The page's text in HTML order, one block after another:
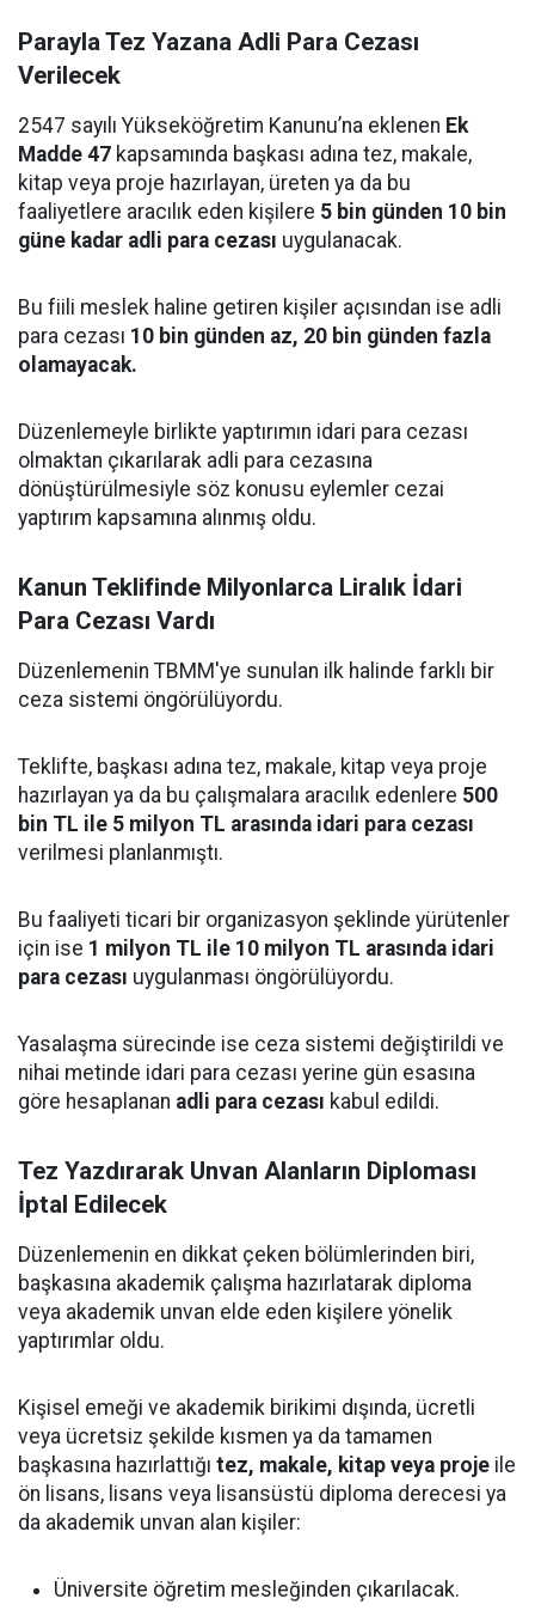
Parayla Tez Yazana Adli Para Cezası
Verilecek
2547 sayılı Yükseköğretim Kanunu’na eklenen Ek
Madde 47 kapsamında başkası adına tez, makale,
kitap veya proje hazırlayan, üreten ya da bu
faaliyetlere aracılık eden kişilere 5 bin günden 10 bin
güne kadar adli para cezası uygulanacak.
Bu fiili meslek haline getiren kişiler açısından ise adli
para cezası 10 bin günden az, 20 bin günden fazla
olamayacak.
Düzenlemeyle birlikte yaptırımın idari para cezası
olmaktan çıkarılarak adli para cezasına
dönüştürülmesiyle söz konusu eylemler cezai
yaptırım kapsamına alınmış oldu.
Kanun Teklifinde Milyonlarca Liralık İdari
Para Cezası Vardı
Düzenlemenin TBMM'ye sunulan ilk halinde farklı bir
ceza sistemi öngörülüyordu.
Teklifte, başkası adına tez, makale, kitap veya proje
hazırlayan ya da bu çalışmalara aracılık edenlere 500
bin TL ile 5 milyon TL arasında idari para cezası
verilmesi planlanmıştı.
Bu faaliyeti ticari bir organizasyon şeklinde yürütenler
için ise 1 milyon TL ile 10 milyon TL arasında idari
para cezası uygulanması öngörülüyordu.
Yasalaşma sürecinde ise ceza sistemi değiştirildi ve
nihai metinde idari para cezası yerine gün esasına
göre hesaplanan adli para cezası kabul edildi.
Tez Yazdırarak Unvan Alanların Diploması
İptal Edilecek
Düzenlemenin en dikkat çeken bölümlerinden biri,
başkasına akademik çalışma hazırlatarak diploma
veya akademik unvan elde eden kişilere yönelik
yaptırımlar oldu.
Kişisel emeği ve akademik birikimi dışında, ücretli
veya ücretsiz şekilde kısmen ya da tamamen
başkasına hazırlattığı tez, makale, kitap veya proje ile
ön lisans, lisans veya lisansüstü diploma derecesi ya
da akademik unvan alan kişiler:
Üniversite öğretim mesleğinden çıkarılacak.